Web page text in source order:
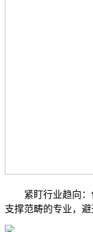
紧盯行业趋向：
支撑范畴的专业，